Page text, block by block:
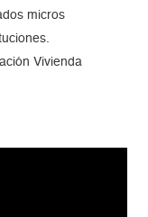
micros
Vivienda